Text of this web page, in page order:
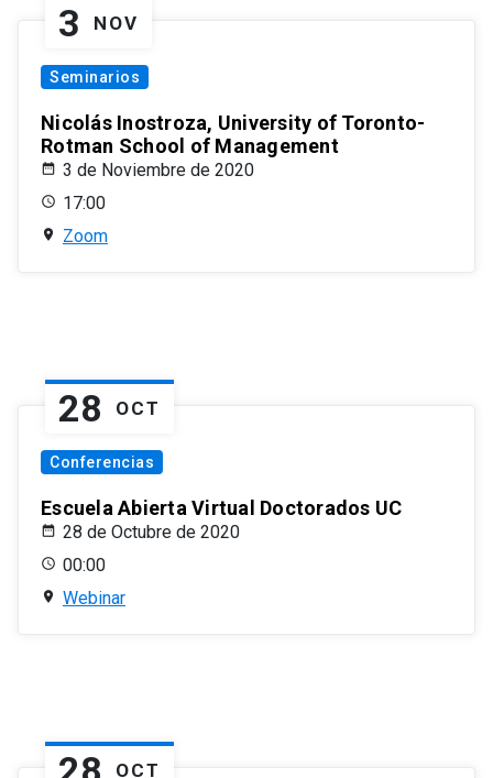
3 NOV
Seminarios
Nicolás Inostroza, University of Toronto-
Rotman School of Management
3 de Noviembre de 2020
17:00
Zoom
28 OCT
Conferencias
Escuela Abierta Virtual Doctorados UC
28 de Octubre de 2020
00:00
Webinar
OCT